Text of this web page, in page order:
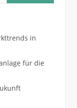
in
für die